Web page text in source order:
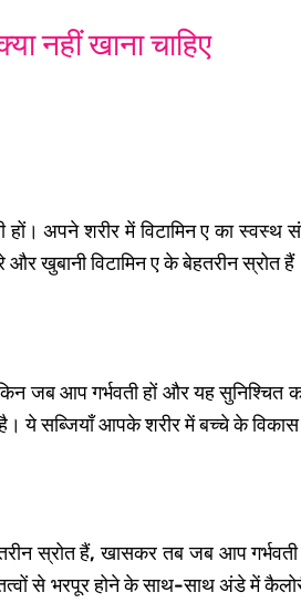
नहीं खाना चाहिए
अपने शरीर में विटामिन ए का
खुबानी विटामिन ए के बेहतरीन स्रोत
जब आप गर्भवती हों और यह
ये सब्जियाँ आपके शरीर में बच्चे के
स्रोत हैं, खासकर तब जब आप गर्भवती
से भरपूर होने के साथ-साथ अंडे में